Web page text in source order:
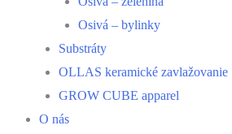
Osivá – bylinky
Substráty
OLLAS keramické zavlažovanie
GROW CUBE apparel
O nás